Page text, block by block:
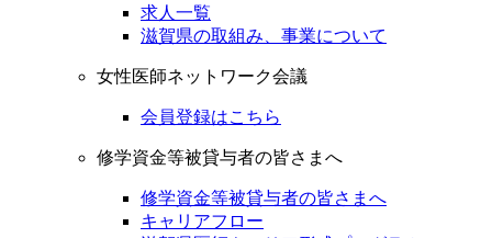
求人一覧
滋賀県の取組み、事業について
女性医師ネットワーク会議
会員登録はこちら
修学資金等被貸与者の皆さまへ
修学資金等被貸与者の皆さまへ
キャリアフロー